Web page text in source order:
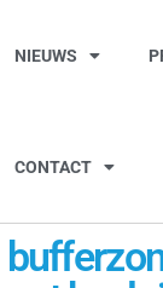
NIEUWS
CONTACT